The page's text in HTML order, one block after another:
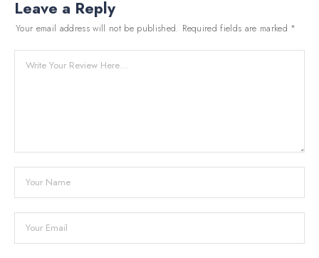
Leave a Reply
Your email address will not be published. Required fields are marked *